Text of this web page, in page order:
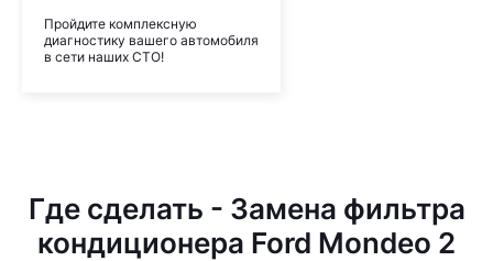
Пройдите комплексную
диагностику вашего автомобиля
в сети наших СТО!
Где сделать - Замена фильтра
кондиционера Ford Mondeo 2